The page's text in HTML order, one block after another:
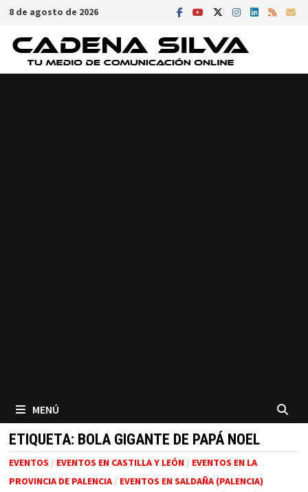
Saltar
contenido
8 de agosto de 2026
MENÚ
ETIQUETA: BOLA GIGANTE DE PAPÁ NOEL
EVENTOS / EVENTOS EN CASTILLA Y LEÓN/ EVENTOS EN LA
PROVINCIA DE PALENCIA/ EVENTOS EN SALDAÑA (PALENCIA)